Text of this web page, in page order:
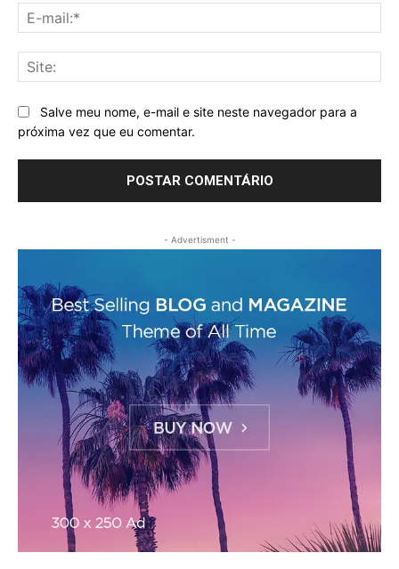
Salve meu nome, e-mail e site neste navegador para a
próxima vez que eu comentar.
- Advertisment -